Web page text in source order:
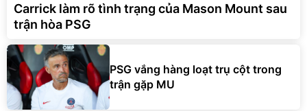
Carrick làm rõ tình trạng của Mason Mount sau
trận hòa PSG
PSG vắng hàng loạt trụ cột trong
trận gặp MU